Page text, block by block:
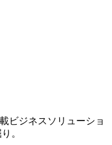
ビジネスソリューショ
。